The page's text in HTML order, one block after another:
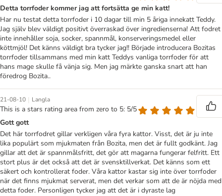
Detta torrfoder kommer jag att fortsätta ge min katt!
Har nu testat detta torrfoder i 10 dagar till min 5 åriga innekatt Teddy.
Jag själv blev väldigt positivt överraskad över ingredienserna! Att fodret
inte innehåller soja, socker, spannmål, konserveringsmedel eller
köttmjöl! Det känns väldigt bra tycker jag!! Började introducera Bozitas
torrfoder tillsammans med min katt Teddys vanliga torrfoder för att
hans mage skulle få vänja sig. Men jag märkte ganska snart att han
föredrog Bozita..
21-08-10 | Langla
This is a stars rating area from zero to 5: 5/5
Gott gott
Det här torrfodret gillar verkligen våra fyra kattor. Visst, det är ju inte
lika populärt som mjukmaten från Bozita, men det är fullt godkänt. Jag
gillar att det är spannmålsfritt, det gör att magarna fungerar felfritt. Ett
stort plus är det också att det är svensktillverkat. Det känns som ett
säkert och kontrollerat foder. Våra kattor kastar sig inte över torrfoder
när det finns mjukmat serverat, men det verkar som att de är nöjda med
detta foder. Personligen tycker jag att det är i dyraste lag